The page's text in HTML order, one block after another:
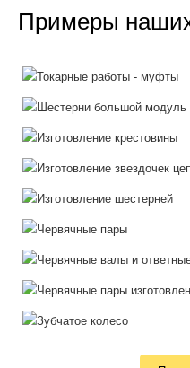
Примеры